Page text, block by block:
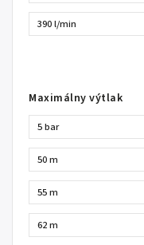
390 l/min
Maximálny výtlak
5 bar
50 m
55 m
62 m